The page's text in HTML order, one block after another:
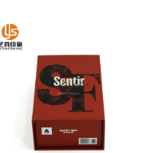
печатью, роскошная
складная коробка для
обуви, почтовая
упаковка.